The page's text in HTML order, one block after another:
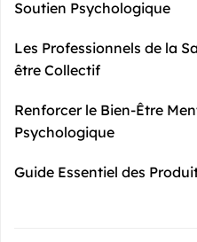
Soutien Psychologique
Les Professionnels de la
être Collectif
Renforcer le Bien-Être
Psychologique
Guide Essentiel des